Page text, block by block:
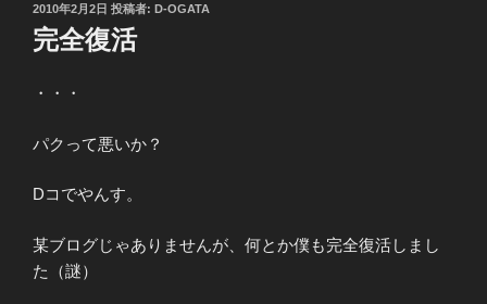
投
稿
日:
2010年2月2日 投稿者: D-OGATA
完全復活
・・・
パクって悪いか？
Dコでやんす。
某ブログじゃありませんが、何とか僕も完全復活しまし
た（謎）